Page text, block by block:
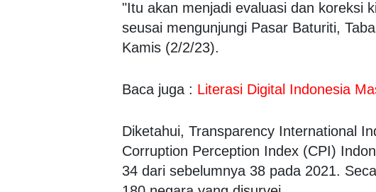
"Itu akan menjadi evaluasi dan koreksi
seusai mengunjungi Pasar Baturiti,
Kamis (2/2/23).
Baca juga : Literasi Digital Indonesia
Diketahui, Transparency International
Corruption Perception Index (CPI)
34 dari sebelumnya 38 pada 2021.